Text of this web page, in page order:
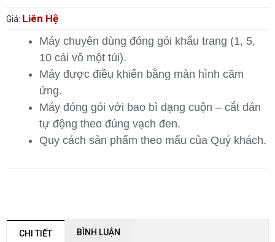
Giá: Liên Hệ
Máy chuyên dùng đóng gói khẩu trang (1, 5,
10 cái vô một túi).
Máy được điều khiển bằng màn hình cãm
ứng.
Máy đóng gói với bao bì dạng cuộn – cắt dán
tự động theo đúng vạch đen.
Quy cách sản phẩm theo mẩu của Quý khách.
CHI TIẾT BÌNH LUẬN